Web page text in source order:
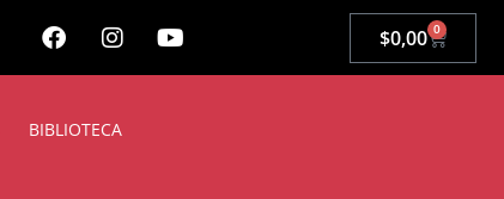
$0,00 0
BIBLIOTECA